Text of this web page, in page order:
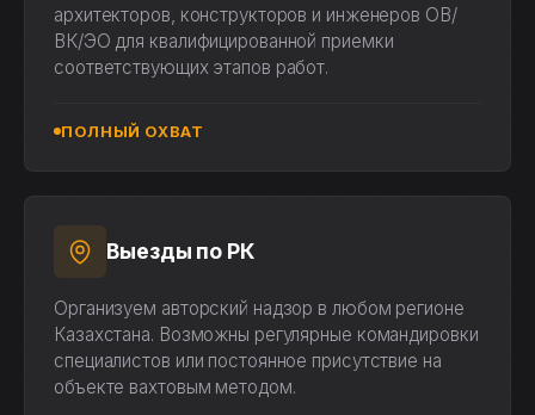
архитекторов, конструкторов и инженеров ОВ/
ВК/ЭО для квалифицированной приемки
соответствующих этапов работ.
ПОЛНЫЙ ОХВАТ
Выезды по РК
Организуем авторский надзор в любом регионе
Казахстана. Возможны регулярные командировки
специалистов или постоянное присутствие на
объекте вахтовым методом.